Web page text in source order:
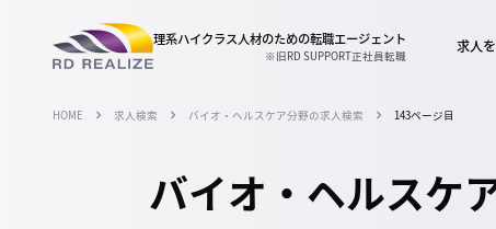
理系ハイクラス人材のための転職エージェント
※旧RD SUPPORT正社員転職 求人
HOME 求人検索 バイオ・ヘルスケア分野の求人検索 143ページ目
バイオ・ヘルスケ